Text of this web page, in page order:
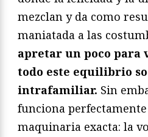
mezclan y da como
maniatada a las
apretar un poco para
todo este equilibrio
intrafamiliar. Sin
funciona
maquinaria exacta: la